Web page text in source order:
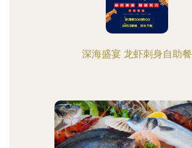
深海盛宴 龙虾刺身自助餐